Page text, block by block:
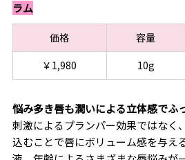
ラム
価格 容量
￥1,980
10g
悩み多き唇も潤いによる立体感でふ
刺激によるプランパー効果ではなく
込むことで唇にボリューム感を与え